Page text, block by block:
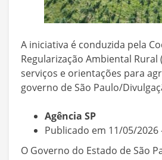
A iniciativa é conduzida pela
Regularização Ambiental Rural
serviços e orientações para
governo de São Paulo/
Agência SP
Publicado em 11/05/2026
O Governo do Estado de São